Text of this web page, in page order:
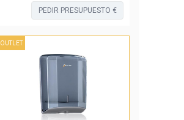
PEDIR PRESUPUESTO €
OUTLET